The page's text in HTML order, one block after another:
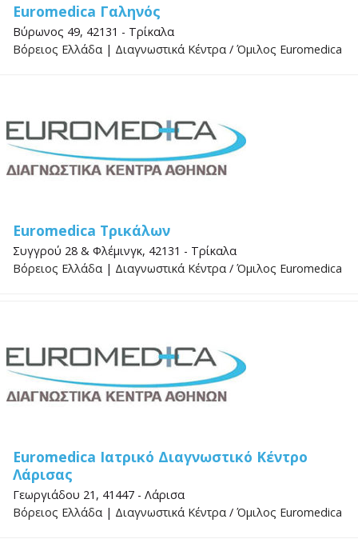
Euromedica Γαληνός
Βύρωνος 49, 42131 - Τρίκαλα
Βόρειος Ελλάδα | Διαγνωστικά Κέντρα / Όμιλος Euromedica
Euromedica Τρικάλων
Συγγρού 28 & Φλέμινγκ, 42131 - Τρίκαλα
Βόρειος Ελλάδα | Διαγνωστικά Κέντρα / Όμιλος Euromedica
Euromedica Ιατρικό Διαγνωστικό Κέντρο
Λάρισας
Γεωργιάδου 21, 41447 - Λάρισα
Βόρειος Ελλάδα | Διαγνωστικά Κέντρα / Όμιλος Euromedica